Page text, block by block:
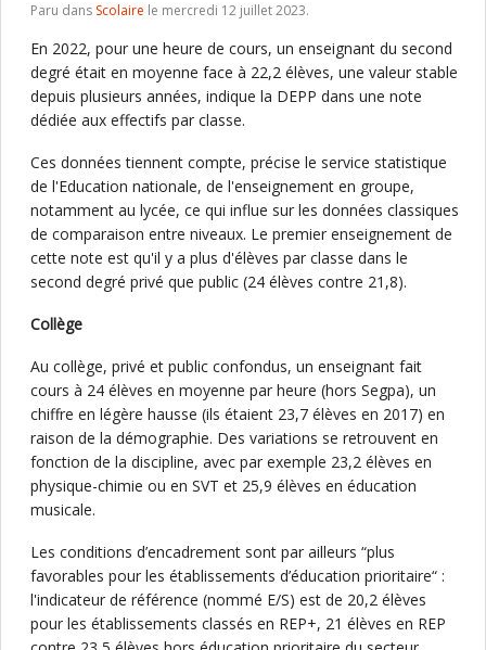
Paru dans Scolaire le mercredi 12 juillet 2023.
En 2022, pour une heure de cours, un enseignant du second
degré était en moyenne face à 22,2 élèves, une valeur stable
depuis plusieurs années, indique la DEPP dans une note
dédiée aux effectifs par classe.
Ces données tiennent compte, précise le service statistique
de l'Education nationale, de l'enseignement en groupe,
notamment au lycée, ce qui influe sur les données classiques
de comparaison entre niveaux. Le premier enseignement de
cette note est qu'il y a plus d'élèves par classe dans le
second degré privé que public (24 élèves contre 21,8).
Collège
Au collège, privé et public confondus, un enseignant fait
cours à 24 élèves en moyenne par heure (hors Segpa), un
chiffre en légère hausse (ils étaient 23,7 élèves en 2017) en
raison de la démographie. Des variations se retrouvent en
fonction de la discipline, avec par exemple 23,2 élèves en
physique-chimie ou en SVT et 25,9 élèves en éducation
musicale.
Les conditions d’encadrement sont par ailleurs “plus
favorables pour les établissements d’éducation prioritaire“ :
l'indicateur de référence (nommé E/S) est de 20,2 élèves
pour les établissements classés en REP+, 21 élèves en REP